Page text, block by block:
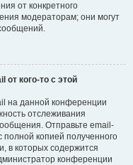
от конкретного
модераторам; они могут
кого-то с этой
на данной конференции
отслеживания
Отправьте email-
копией полученного
в которых содержится
конференции